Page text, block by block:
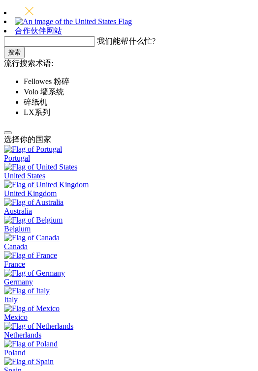
合作伙伴网站
我们能帮什么忙?
搜索
流行搜索术语:
Fellowes 粉碎
Volo 墙系统
碎纸机
LX系列
选择你的国家
Portugal
United States
United Kingdom
Australia
Belgium
Canada
France
Germany
Italy
Mexico
Netherlands
Poland